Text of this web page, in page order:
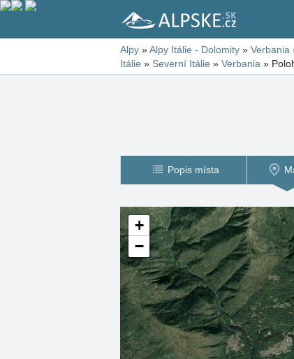
Alpy »Alpy Itálie - Dolomity » Verbania
Itálie » Severní Itálie » Verbania »
Popis místa
+
−